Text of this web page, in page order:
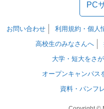
PC
お問い合わせ 利用規約・個人
高校生のみなさんへ
大学・短大をさ
オープンキャンパス
資料・パンフ